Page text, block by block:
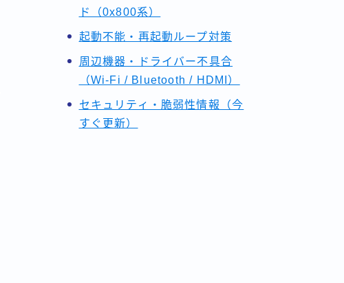
ド（0x800系）
起動不能・再起動ループ対策
周辺機器・ドライバー不具合
（Wi-Fi / Bluetooth / HDMI）
セキュリティ・脆弱性情報（今
すぐ更新）